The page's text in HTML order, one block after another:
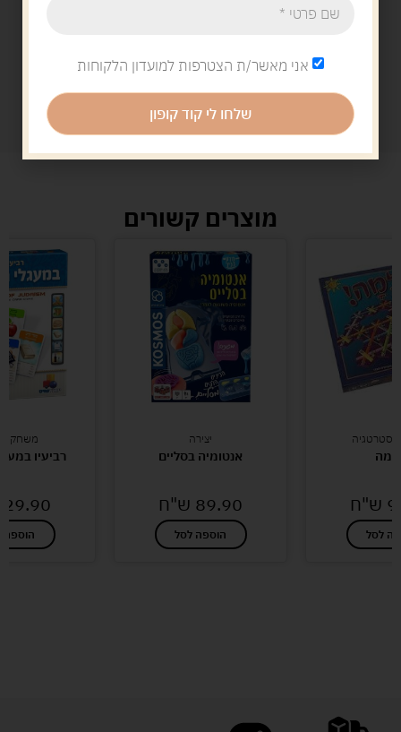
מוצרים קשורים
ש"ח
לסל
יצירה
אנטומיה בסליים
89.90 ש"ח
הוספה לסל
משחקי
רביעיו
29.90
הוספה
אני מאשר/ת הצטרפות למועדון הלקוחות
שלחו לי קוד קופון